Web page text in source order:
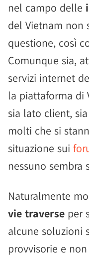
nel campo delle
del Vietnam non
questione, così
Comunque sia,
servizi internet
la piattaforma di
sia lato client,
molti che si
situazione sui
nessuno sembra
Naturalmente
vie traverse per
alcune soluzioni
provvisorie e